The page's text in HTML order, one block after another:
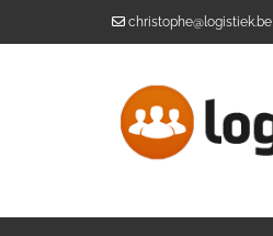
christophe@logistiek.be